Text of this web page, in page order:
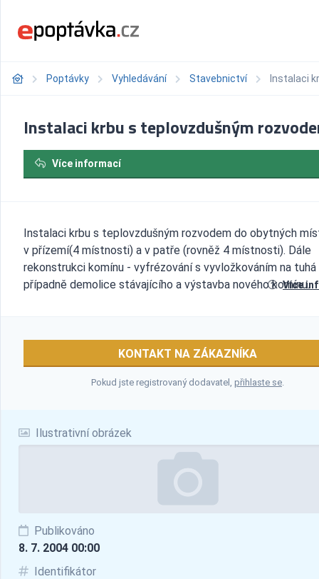
Poptávky Vyhledávání Stavebnictví Instalaci
Ilustrativní obrázek
Publikováno
8. 7. 2004 00:00
Identifikátor
Instalaci krbu s teplovzdušným
Více informací
Instalaci krbu s teplovzdušným rozvodem do obytných
v přízemí(4 místnosti) a v patře (rovněž 4 místnosti). Dále
rekonstrukci komínu - vyfrézování s vyvložkováním na tuhá
případně demolice stávajícího a výstavba nového komínu.
Více
KONTAKT NA ZÁKAZNÍKA
Pokud jste registrovaný dodavatel, přihlaste se.